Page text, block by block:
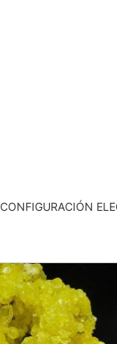
CONFIGURACIÓN